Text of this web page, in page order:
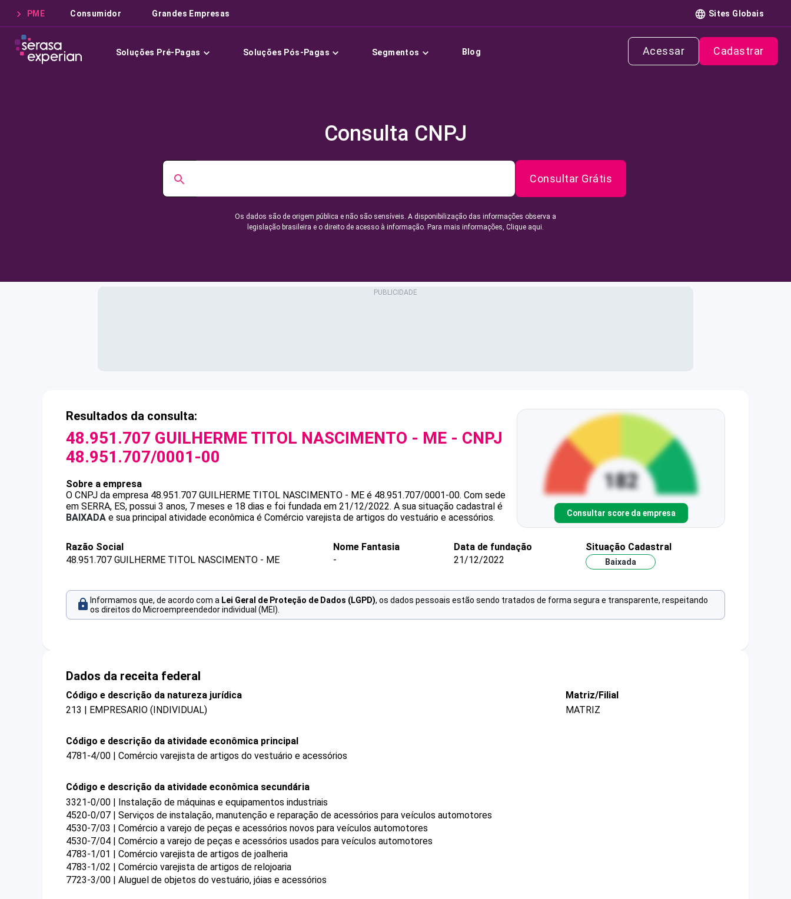
PME Consumidor Grandes Empresas Sites Globais
Soluções Pré-Pagas Soluções Pós-Pagas Segmentos Blog Acessar Cadastrar
Consulta CNPJ
Consultar Grátis
Os dados são de origem pública e não são sensíveis. A disponibilização das informações observa a
legislação brasileira e o direito de acesso à informação. Para mais informações, Clique aqui.
Resultados da consulta:
48.951.707 GUILHERME TITOL NASCIMENTO - ME - CNPJ
48.951.707/0001-00
Sobre a empresa
O CNPJ da empresa 48.951.707 GUILHERME TITOL NASCIMENTO - ME é 48.951.707/0001-00. Com sede
em SERRA, ES, possui 3 anos, 7 meses e 18 dias e foi fundada em 21/12/2022. A sua situação cadastral é
BAIXADA e sua principal atividade econômica é Comércio varejista de artigos do vestuário e acessórios. Consultar score da empresa
Razão Social
48.951.707 GUILHERME TITOL NASCIMENTO - ME
Nome Fantasia
-
Data de fundação
21/12/2022
Situação Cadastral
Baixada
Informamos que, de acordo com a Lei Geral de Proteção de Dados (LGPD), os dados pessoais estão sendo tratados de forma segura e transparente, respeitando
os direitos do Microempreendedor individual (MEI).
Dados da receita federal
Código e descrição da natureza jurídica
213 | EMPRESARIO (INDIVIDUAL)
Matriz/Filial
MATRIZ
Código e descrição da atividade econômica principal
4781-4/00 | Comércio varejista de artigos do vestuário e acessórios
Código e descrição da atividade econômica secundária
3321-0/00 | Instalação de máquinas e equipamentos industriais
4520-0/07 | Serviços de instalação, manutenção e reparação de acessórios para veículos automotores
4530-7/03 | Comércio a varejo de peças e acessórios novos para veículos automotores
4530-7/04 | Comércio a varejo de peças e acessórios usados para veículos automotores
4783-1/01 | Comércio varejista de artigos de joalheria
4783-1/02 | Comércio varejista de artigos de relojoaria
7723-3/00 | Aluguel de objetos do vestuário, jóias e acessórios